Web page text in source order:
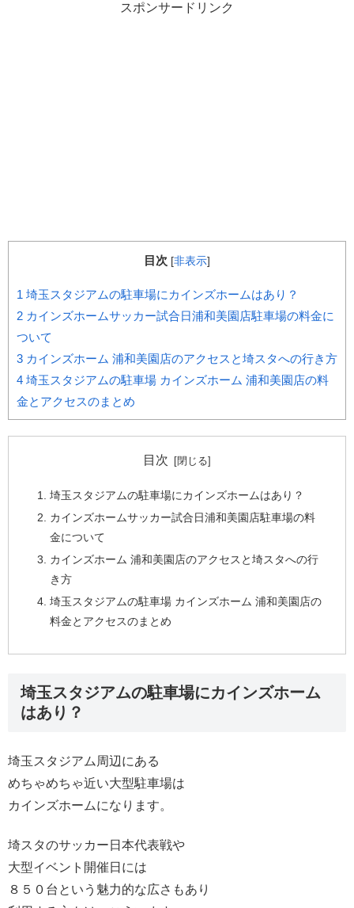
スポンサードリンク
目次 [非表示]
1 埼玉スタジアムの駐車場にカインズホームはあり？
2 カインズホームサッカー試合日浦和美園店駐車場の料金に
ついて
3 カインズホーム 浦和美園店のアクセスと埼スタへの行き方
4 埼玉スタジアムの駐車場 カインズホーム 浦和美園店の料
金とアクセスのまとめ
目次
埼玉スタジアムの駐車場にカインズホームはあり？
カインズホームサッカー試合日浦和美園店駐車場の料
金について
カインズホーム 浦和美園店のアクセスと埼スタへの行
き方
埼玉スタジアムの駐車場 カインズホーム 浦和美園店の
料金とアクセスのまとめ
埼玉スタジアムの駐車場にカインズホーム
はあり？
埼玉スタジアム周辺にある
めちゃめちゃ近い大型駐車場は
カインズホームになります。
埼スタのサッカー日本代表戦や
大型イベント開催日には
８５０台という魅力的な広さもあり